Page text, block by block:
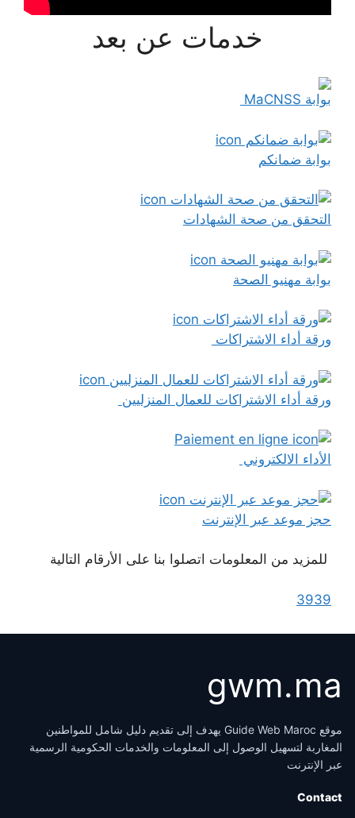
خدمات عن بعد
بوابة MaCNSS
بوابة ضمانكم
التحقق من صحة الشهادات
بوابة مهنيو الصحة
ورقة أداء الاشتراكات
ورقة أداء الاشتراكات للعمال المنزليين
الأداء الالكتروني
حجز موعد عبر الإنترنت
للمزيد من المعلومات اتصلوا بنا على الأرقام التالية
3939
gwm.ma
موقع Guide Web Maroc يهدف إلى تقديم دليل شامل للمواطنين
المغاربة لتسهيل الوصول إلى المعلومات والخدمات الحكومية الرسمية
عبر الإنترنت
Contact